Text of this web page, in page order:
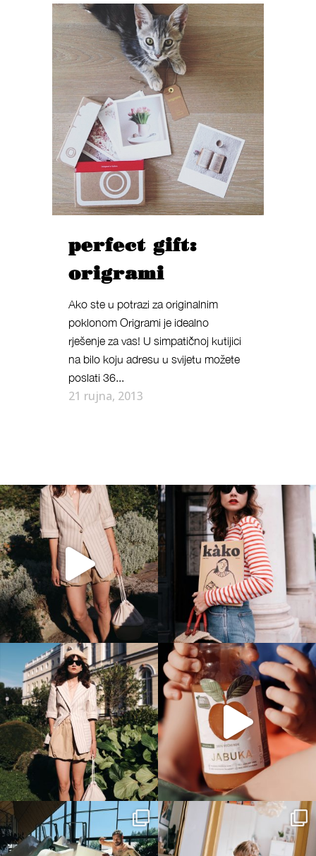
perfect gift:
origrami
Ako ste u potrazi za originalnim
poklonom Origrami je idealno
rješenje za vas! U simpatičnoj kutijici
na bilo koju adresu u svijetu možete
poslati 36...
21 rujna, 2013